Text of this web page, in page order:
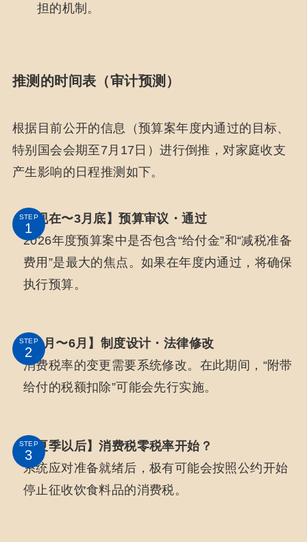
担的机制。
推测的时间表（审计预测）
根据目前公开的信息（预算案年度内通过的目标、
特别国会会期至7月17日）进行倒推，对家庭收支
产生影响的日程推测如下。
STEP
【现在〜3月底】预算审议・通过
2026年度预算案中是否包含“给付金”和“减税准备
费用”是最大的焦点。如果在年度内通过，将确保
执行预算。
STEP
【4月〜6月】制度设计・法律修改
消费税率的变更需要系统修改。在此期间，“附带
给付的税额扣除”可能会先行实施。
STEP
【夏季以后】消费税零税率开始？
系统应对准备就绪后，极有可能会按照公约开始
停止征收饮食料品的消费税。